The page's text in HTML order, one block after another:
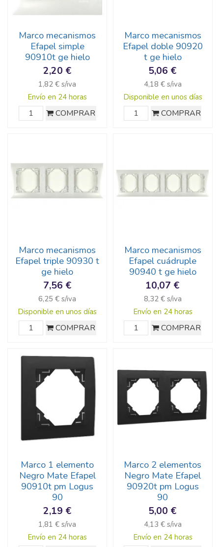
Marco mecanismos
Efapel simple
90910t ge hielo
2,20 €
1,82 € s/iva
Envío en 24 horas
COMPRAR
Marco mecanismos
Efapel doble 90920
t ge hielo
5,06 €
4,18 € s/iva
Disponible en unos días
COMPRAR
Marco mecanismos
Efapel triple 90930 t
ge hielo
7,56 €
6,25 € s/iva
Disponible en unos días
COMPRAR
Marco mecanismos
Efapel cuádruple
90940 t ge hielo
10,07 €
8,32 € s/iva
Envío en 24 horas
COMPRAR
Marco 1 elemento
Negro Mate Efapel
90910t pm Logus
90
2,19 €
1,81 € s/iva
Envío en 24 horas
Marco 2 elementos
Negro Mate Efapel
90920t pm Logus
90
5,00 €
4,13 € s/iva
Envío en 24 horas